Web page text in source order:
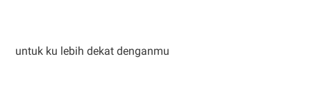
untuk ku lebih dekat denganmu